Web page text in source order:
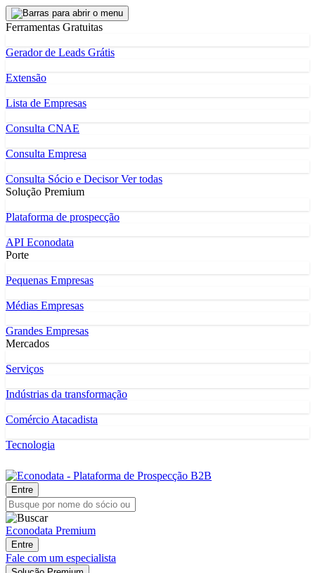
Ferramentas Gratuitas
Gerador de Leads Grátis
Extensão
Lista de Empresas
Consulta CNAE
Consulta Empresa
Consulta Sócio e DecisorVer todas
Solução Premium
Plataforma de prospecção
API Econodata
Porte
Pequenas Empresas
Médias Empresas
Grandes Empresas
Mercados
Serviços
Indústrias da transformação
Comércio Atacadista
Tecnologia
Entre
Econodata Premium
Entre
Fale com um especialista